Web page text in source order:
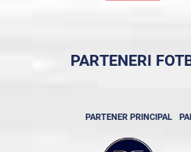
PARTENERI
PARTENER PRINCIPAL